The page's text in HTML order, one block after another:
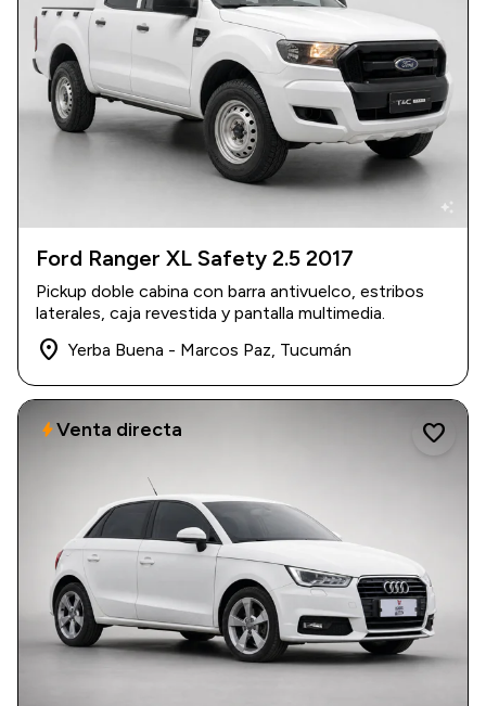
auto_awesome
2017 150.000 km
$ 22.600.000
Ford Ranger XL Safety 2.5 2017
Pickup doble cabina con barra antivuelco, estribos
laterales, caja revestida y pantalla multimedia.
place Yerba Buena - Marcos Paz, Tucumán
favorite
boltVenta directa